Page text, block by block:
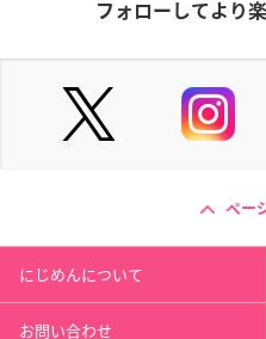
フォローしてより
ペー
にじめんについて
お問い合わせ